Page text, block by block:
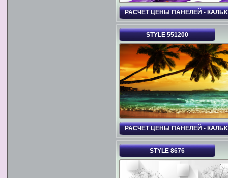
РАСЧЕТ ЦЕНЫ ПАНЕЛЕЙ -
STYLE 551200
РАСЧЕТ ЦЕНЫ ПАНЕЛЕЙ -
STYLE 8676